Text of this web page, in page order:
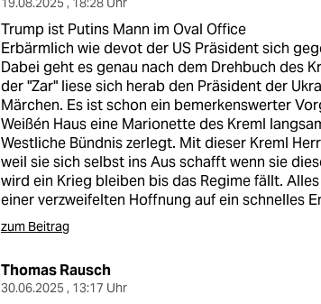
verlag
verlag
veranstaltungen
shop
fragen & hilfe
unterstützen
genossenschaft
Trump ist Putins Mann im Oval Office
Erbärmlich wie devot der US Präsident sich
Dabei geht es genau nach dem Drehbuch des
der "Zar" liese sich herab den Präsident der
Märchen. Es ist schon ein bemerkenswerter
Weißén Haus eine Marionette des Kreml
Westliche Bündnis zerlegt. Mit dieser Kreml
weil sie sich selbst ins Aus schafft wenn sie
wird ein Krieg bleiben bis das Regime fällt.
einer verzweifelten Hoffnung auf ein schnelles
zum Beitrag
Thomas Rausch
30.06.2025 , 13:17 Uhr